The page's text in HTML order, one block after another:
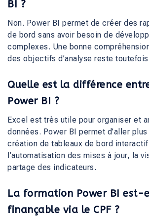
BI ?
Non. Power BI permet de créer des
de bord sans avoir besoin de
complexes. Une bonne
des objectifs d’analyse reste
Quelle est la différence
Power BI ?
Excel est très utile pour organiser et
données. Power BI permet d’aller
création de tableaux de bord
l’automatisation des mises à jour, la
partage des indicateurs.
La formation Power BI est-
finançable via le CPF ?